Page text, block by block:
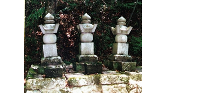
ツール・ド・美ヶ原
たいまつ祭り
新そば祭り
アサマップ